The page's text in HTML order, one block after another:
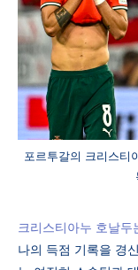
포르투갈의 크리스티
크리스티아누 호날두
나의 득점 기록을 경